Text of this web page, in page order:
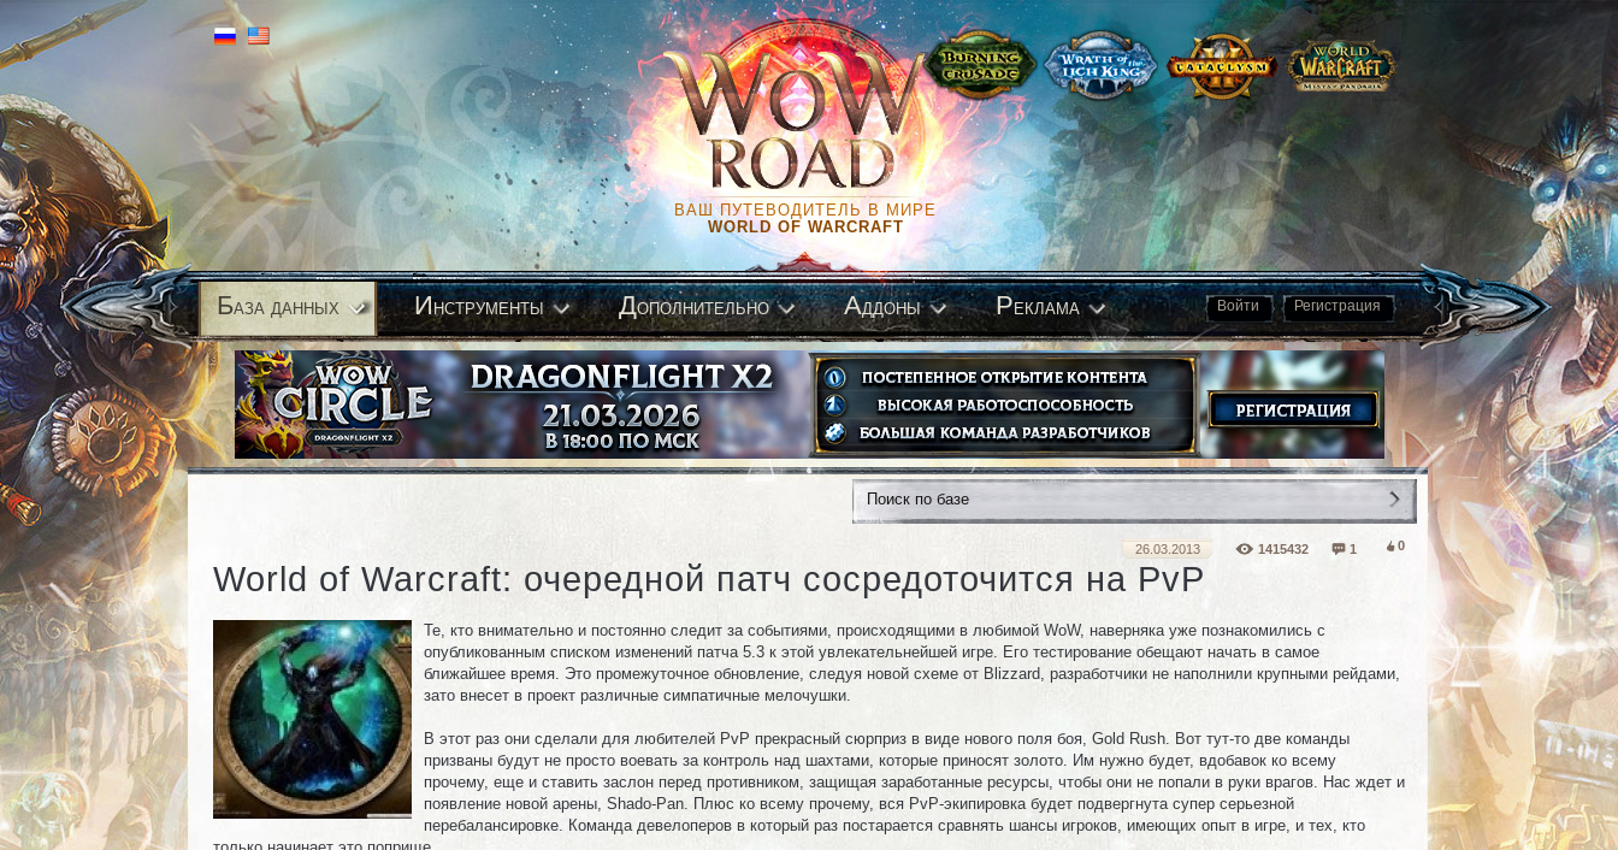
ВАШ ПУТЕВОДИТЕЛЬ В МИРЕ
WORLD OF WARCRAFT
Войти Регистрация
База данных Инструменты Дополнительно Аддоны Реклама
1415432 1 0
26.03.2013
World of Warcraft: очередной патч сосредоточится на PvP
Те, кто внимательно и постоянно следит за событиями, происходящими в любимой WoW, наверняка уже познакомились с
опубликованным списком изменений патча 5.3 к этой увлекательнейшей игре. Его тестирование обещают начать в самое
ближайшее время. Это промежуточное обновление, следуя новой схеме от Blizzard, разработчики не наполнили крупными рейдами,
зато внесет в проект различные симпатичные мелочушки.
В этот раз они сделали для любителей PvP прекрасный сюрприз в виде нового поля боя, Gold Rush. Вот тут-то две команды
призваны будут не просто воевать за контроль над шахтами, которые приносят золото. Им нужно будет, вдобавок ко всему
прочему, еще и ставить заслон перед противником, защищая заработанные ресурсы, чтобы они не попали в руки врагов. Нас ждет и
появление новой арены, Shado-Pan. Плюс ко всему прочему, вся PvP-экипировка будет подвергнута супер серьезной
перебалансировке. Команда девелоперов в который раз постарается сравнять шансы игроков, имеющих опыт в игре, и тех, кто